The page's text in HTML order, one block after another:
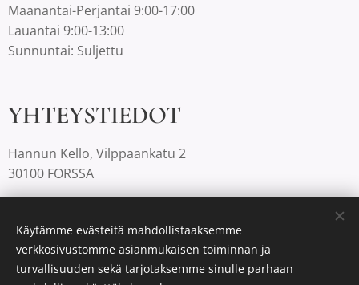
Maanantai-Perjantai 9:00-17:00
Lauantai 9:00-13:00
Sunnuntai: Suljettu
YHTEYSTIEDOT
Hannun Kello, Vilppaankatu 2
30100 FORSSA
LuotuWebnodella Evästeet
Käytämme evästeitä mahdollistaaksemme
verkkosivustomme asianmukaisen toiminnan ja
turvallisuuden sekä tarjotaksemme sinulle parhaan